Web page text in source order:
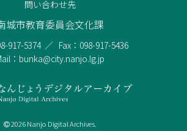
問い合わせ先
城市教育委員会文化課
917-5374
Fax：098-917-5436
：bunka@city.nanjo.lg.jp
2026 Nanjo Digital Archives.